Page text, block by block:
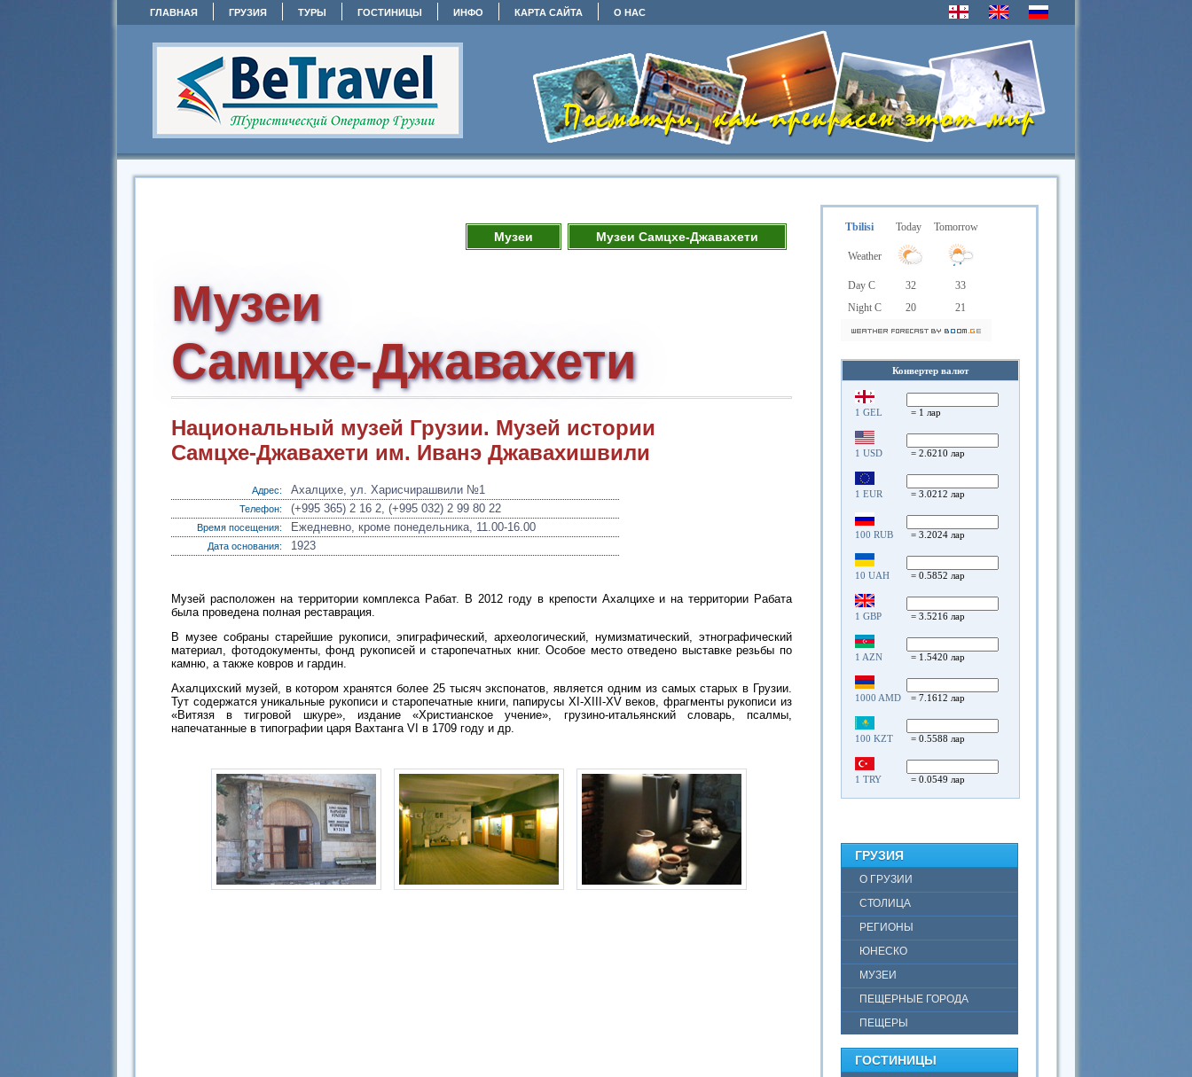
ГЛАВНАЯ ГРУЗИЯ ТУРЫ ГОСТИНИЦЫ ИНФО КАРТА САЙТА О НАС
Tbilisi Today Tomorrow
Weather
Day C 32
33
Night C
20 21
Конвертер валют
1 GEL = 1 лар
1 USD = 2.6210 лар
1 EUR = 3.0212 лар
100 RUB = 3.2024 лар
10 UAH = 0.5852 лар
1 GBP = 3.5216 лар
1 AZN = 1.5420 лар
1000 AMD = 7.1612 лар
100 KZT = 0.5588 лар
1 TRY = 0.0549 лар
ГРУЗИЯ
О ГРУЗИИ
СТОЛИЦА
РЕГИОНЫ
ЮНЕСКО
МУЗЕИ
ПЕЩЕРНЫЕ ГОРОДА
ПЕЩЕРЫ
ГОСТИНИЦЫ
Музеи Музеи Самцхе-Джавахети
Музеи
Самцхе-Джавахети
Национальный музей Грузии. Музей истории
Самцхе-Джавахети им. Иванэ Джавахишвили
Адрес: Ахалцихе, ул. Харисчирашвили №1
Телефон: (+995 365) 2 16 2, (+995 032) 2 99 80 22
Время посещения: Ежедневно, кроме понедельника, 11.00-16.00
Дата основания: 1923
Музей расположен на территории комплекса Рабат. В 2012 году в крепости Ахалцихе и на территории Рабата
была проведена полная реставрация.
В музее собраны старейшие рукописи, эпиграфический, археологический, нумизматический, этнографический
материал, фотодокументы, фонд рукописей и старопечатных книг. Особое место отведено выставке резьбы по
камню, а также ковров и гардин.
Ахалцихский музей, в котором хранятся более 25 тысяч экспонатов, является одним из самых старых в Грузии.
Тут содержатся уникальные рукописи и старопечатные книги, папирусы XI-XIII-XV веков, фрагменты рукописи из
«Витязя в тигровой шкуре», издание «Христианское учение», грузино-итальянский словарь, псалмы,
напечатанные в типографии царя Вахтанга VI в 1709 году и др.